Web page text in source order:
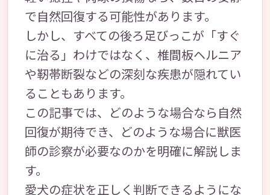
で自然回復する可能性があります。
しかし、すべての後ろ足びっこが「すぐ
に治る」わけではなく、椎間板ヘルニア
や靭帯断裂などの深刻な疾患が隠れてい
ることもあります。
この記事では、どのような場合なら自然
回復が期待でき、どのような場合に獣医
師の診察が必要なのかを明確に解説しま
す。
愛犬の症状を正しく判断できるようにな